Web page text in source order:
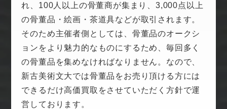
れ、100人以上の骨董商が集まり、3,000点以上
の骨董品・絵画・茶道具などが取引されます。
そのため主催者側としては、骨董品のオークシ
ョンをより魅力的なものにするため、毎回多く
の骨董品を集めなければなりません。なので、
新古美術文大では骨董品をお売り頂ける方には
できるだけ高価買取をさせていただく方針で運
営しております。